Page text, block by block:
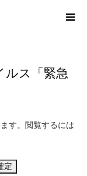
新型コロナウイルス「緊急
ルス「緊急
す。閲覧するには